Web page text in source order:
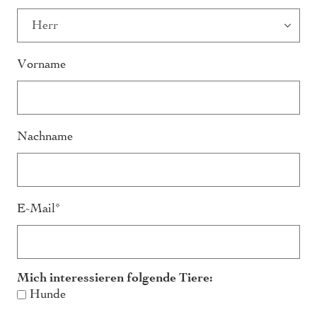
Vorname
Nachname
E-Mail*
Mich interessieren folgende Tiere:
Hunde